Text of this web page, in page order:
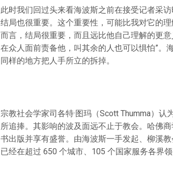
此时我们回过头来看海波斯之前在接受记者采
结局也很重要。这个重要性，可能比我对它的
而言，结局很重要，而且远比他自己理解的更
在众人面前责备他，叫其余的人也可以惧怕”。
同样的地方把人手所立的拆掉。
宗教社会学家司各特·图玛（Scott Thumma）
所追捧。其影响的波及面远不止于教会。哈佛
书出版并享有盛誉。由海波斯一手发起、柳溪
已经在超过 650 个城市、105 个国家服务各界领